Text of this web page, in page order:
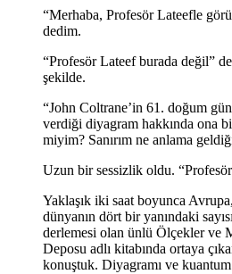
“Merhaba, Profesör Lateefle
dedim.
“Profesör Lateef burada değil”
şekilde.
“John Coltrane’in 61. doğum
verdiği diyagram hakkında ona
miyim? Sanırım ne anlama
Uzun bir sessizlik oldu.
Yaklaşık iki saat boyunca
dünyanın dört bir yanındaki
derlemesi olan ünlü Ölçekler ve
Deposu adlı kitabında ortaya
konuştuk. Diyagramı ve